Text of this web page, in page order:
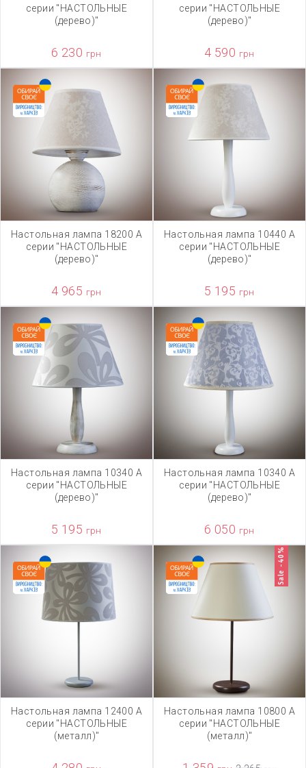
серии "НАСТОЛЬНЫЕ
(дерево)"
6 230 грн
серии "НАСТОЛЬНЫЕ
(дерево)"
4 590 грн
Настольная лампа 18200 А
серии "НАСТОЛЬНЫЕ
(дерево)"
4 965 грн
Настольная лампа 10440 А
серии "НАСТОЛЬНЫЕ
(дерево)"
5 195 грн
Настольная лампа 10340 А
серии "НАСТОЛЬНЫЕ
(дерево)"
5 195 грн
Настольная лампа 10340 А
серии "НАСТОЛЬНЫЕ
(дерево)"
6 050 грн
Настольная лампа 12400 А
серии "НАСТОЛЬНЫЕ
(металл)"
Sale -40%
Настольная лампа 10800 А
серии "НАСТОЛЬНЫЕ
(металл)"